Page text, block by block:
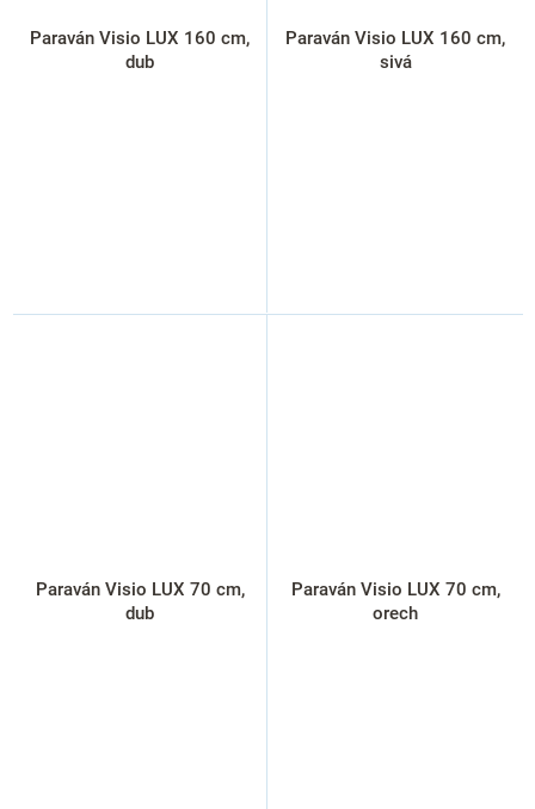
Paraván Visio LUX 160 cm,
dub
Paraván Visio LUX 160 cm,
sivá
Paraván Visio LUX 70 cm,
dub
Paraván Visio LUX 70 cm,
orech